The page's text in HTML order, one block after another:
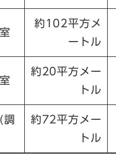
約102平方メ
ートル
約20平方メー
トル
調
約72平方メー
トル